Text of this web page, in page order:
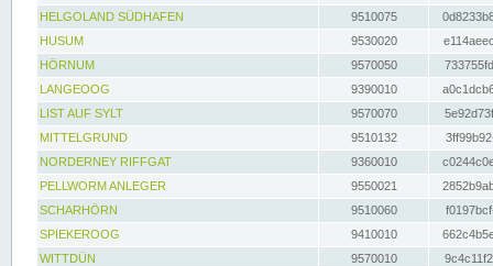
HELGOLAND SÜDHAFEN
9510075
HUSUM
9530020
HÖRNUM
9570050
LANGEOOG
9390010
LIST AUF SYLT
9570070
MITTELGRUND
9510132
NORDERNEY RIFFGAT
9360010
PELLWORM ANLEGER
9550021
SCHARHÖRN
9510060
SPIEKEROOG
9410010
WITTDÜN
9570010